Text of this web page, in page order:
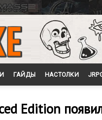
ГАЙДЫ НАСТОЛКИ
Edition